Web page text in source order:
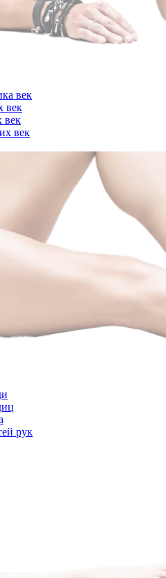
век
век
век
век
рук